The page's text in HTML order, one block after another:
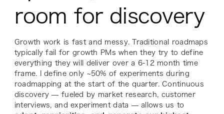
room for discovery
Growth work is fast and messy. Traditional roadmaps
typically fail for growth PMs when they try to define
everything they will deliver over a 6-12 month time
frame. I define only ~50% of experiments during
roadmapping at the start of the quarter. Continuous
discovery — fueled by market research, customer
interviews, and experiment data — allows us to